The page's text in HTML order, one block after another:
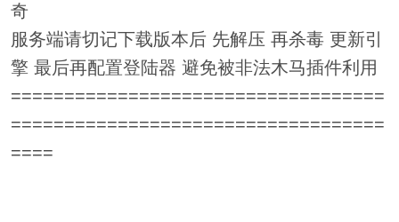
奇
服务端请切记下载版本后 先解压 再杀毒 更新引
擎 最后再配置登陆器 避免被非法木马插件利用
===================================
===================================
====